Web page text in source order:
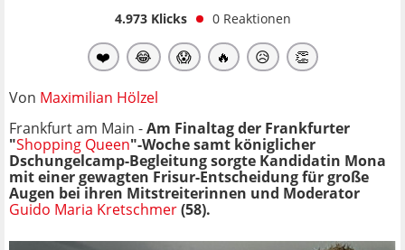
4.973Klicks 0 Reaktionen
❤️ 😂 😱 🔥 😥 👏
Von Maximilian Hölzel
Frankfurt am Main -Am Finaltag der Frankfurter
"Shopping Queen"-Woche samt königlicher
Dschungelcamp-Begleitung sorgte Kandidatin Mona
mit einer gewagten Frisur-Entscheidung für große
Augen bei ihren Mitstreiterinnen und Moderator
Guido Maria Kretschmer(58).